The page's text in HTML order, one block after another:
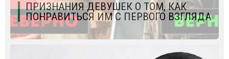
ПРИЗНАНИЯ ДЕВУШЕК О ТОМ, КАК
ПОНРАВИТЬСЯ ИМ С ПЕРВОГО ВЗГЛЯДА